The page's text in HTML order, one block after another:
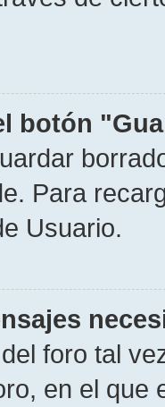
botón
Para
Usuario.
foro tal
en el que